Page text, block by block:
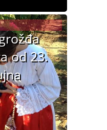
od 23.